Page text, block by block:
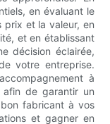
en évaluant le
prix et la valeur, en
et en établissant
décision éclairée,
votre entreprise.
à
de garantir un
fabricant à vos
et gagner en